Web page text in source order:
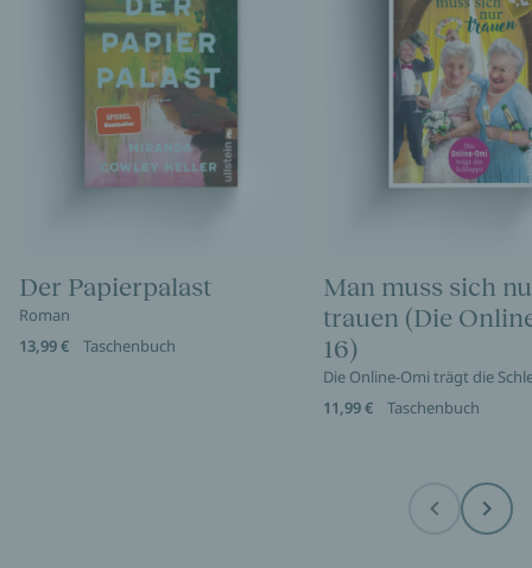
Der Papierpalast
Roman
13,99 €
Taschenbuch
Man muss sich
trauen (Die
16)
Die Online-Omi trägt die
11,99 €
Taschenbuch
Before Next